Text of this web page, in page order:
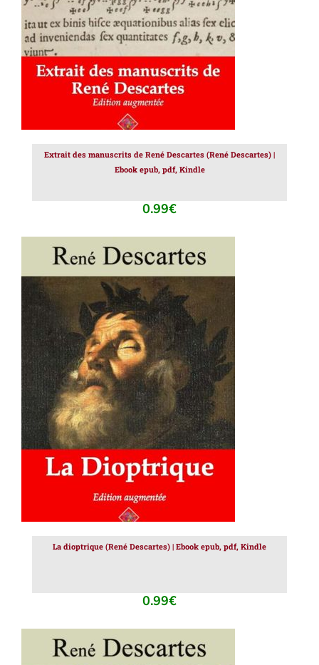
Extrait des manuscrits de René Descartes (René Descartes) |
Ebook epub, pdf, Kindle
0.99€
AJOUTER AU PANIER / DÉTAILS
La dioptrique (René Descartes) | Ebook epub, pdf, Kindle
0.99€